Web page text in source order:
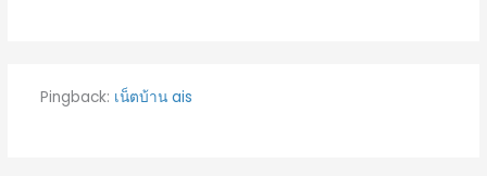
Pingback: เน็ตบ้าน ais